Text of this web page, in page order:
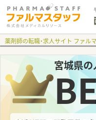
薬剤師の転職・求人サイト ファル
宮城県